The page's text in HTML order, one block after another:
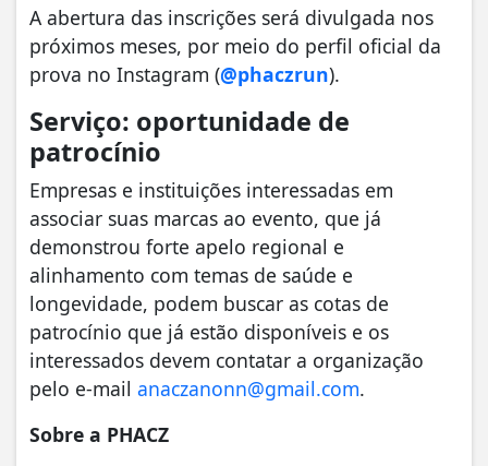
A abertura das inscrições será divulgada nos
próximos meses, por meio do perfil oficial da
prova no Instagram (@phaczrun).
Serviço: oportunidade de
patrocínio
Empresas e instituições interessadas em
associar suas marcas ao evento, que já
demonstrou forte apelo regional e
alinhamento com temas de saúde e
longevidade, podem buscar as cotas de
patrocínio que já estão disponíveis e os
interessados devem contatar a organização
pelo e-mail anaczanonn@gmail.com.
Sobre a PHACZ